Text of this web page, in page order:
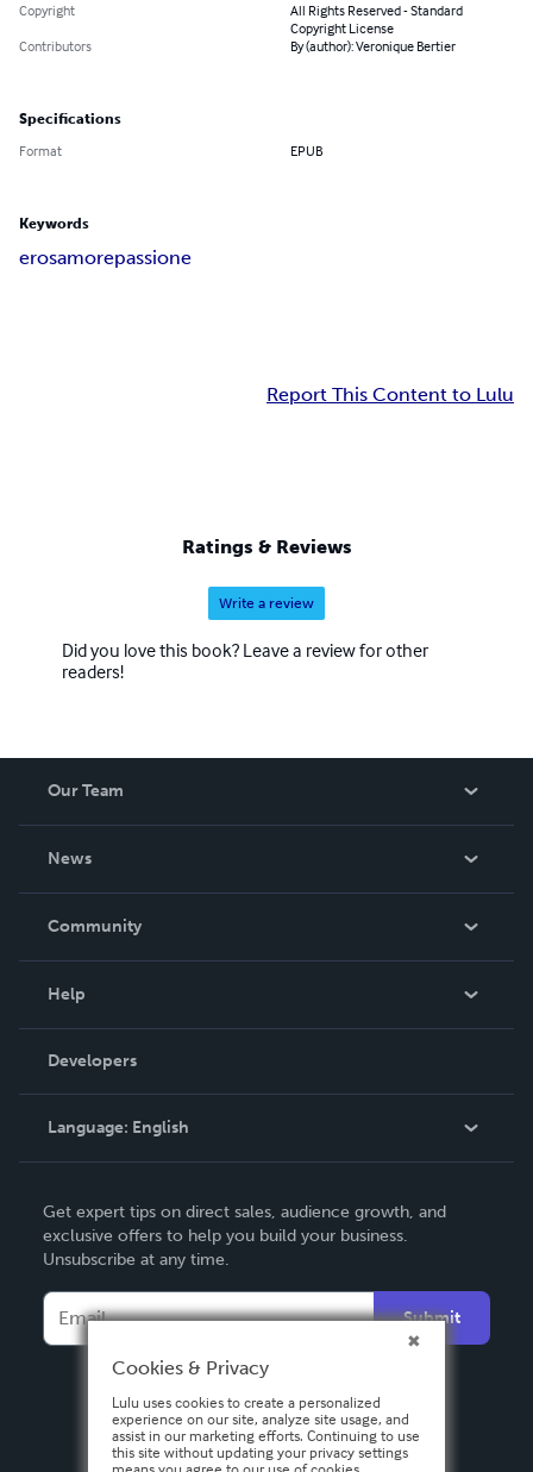
Copyright
All Rights Reserved - Standard
Copyright License
Contributors
By (author): Veronique Bertier
Specifications
Format EPUB
Keywords
erosamorepassione
Report This Content to Lulu
Ratings & Reviews
Write a review
Did you love this book? Leave a review for other
readers!
Our Team
News
In The News
Community
Podcast
Help
Order Lookup
Knowledge Base
Contact Support
Developers
Language: English
Deutsch
Français
Italiano
Español
Get expert tips on direct sales, audience growth, and
exclusive offers to help you build your business.
Unsubscribe at any time.
Submit
Cookies & Privacy
Lulu uses cookies to create a personalized
experience on our site, analyze site usage, and
assist in our marketing efforts. Continuing to use
this site without updating your privacy settings